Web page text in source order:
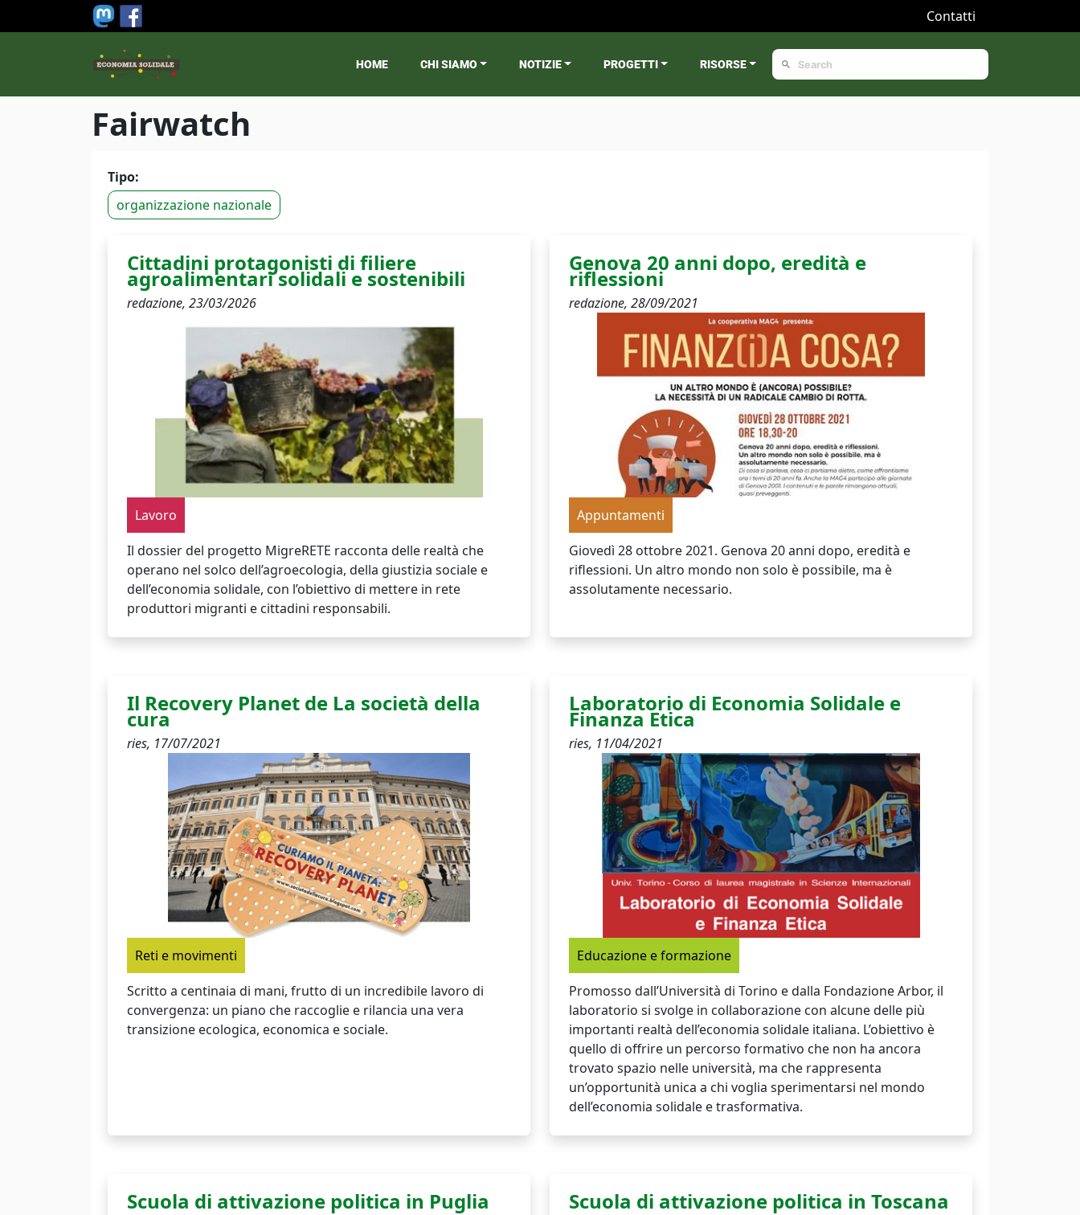
Salta al contenuto principale Contatti
Main menu
HOME CHI SIAMO NOTIZIE PROGETTI RISORSE
Fairwatch
Tipo:
organizzazione nazionale
Cittadini protagonisti di filiere
agroalimentari solidali e sostenibili
redazione, 23/03/2026
Lavoro
Il dossier del progetto MigreRETE racconta delle realtà che
operano nel solco dell’agroecologia, della giustizia sociale e
dell’economia solidale, con l’obiettivo di mettere in rete
produttori migranti e cittadini responsabili.
Genova 20 anni dopo, eredità e
riflessioni
redazione, 28/09/2021
Appuntamenti
Giovedì 28 ottobre 2021. Genova 20 anni dopo, eredità e
riflessioni. Un altro mondo non solo è possibile, ma è
assolutamente necessario.
Il Recovery Planet de La società della
cura
ries, 17/07/2021
Reti e movimenti
Scritto a centinaia di mani, frutto di un incredibile lavoro di
convergenza: un piano che raccoglie e rilancia una vera
transizione ecologica, economica e sociale.
Laboratorio di Economia Solidale e
Finanza Etica
ries, 11/04/2021
Educazione e formazione
Promosso dall’Università di Torino e dalla Fondazione Arbor, il
laboratorio si svolge in collaborazione con alcune delle più
importanti realtà dell’economia solidale italiana. L’obiettivo è
quello di offrire un percorso formativo che non ha ancora
trovato spazio nelle università, ma che rappresenta
un’opportunità unica a chi voglia sperimentarsi nel mondo
dell’economia solidale e trasformativa.
Scuola di attivazione politica in Puglia Scuola di attivazione politica in Toscana